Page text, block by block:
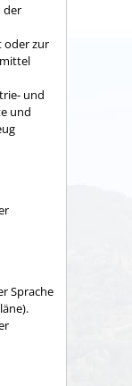
der
oder zur
und
und
Sprache